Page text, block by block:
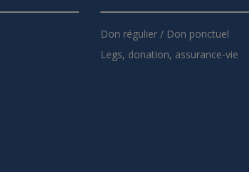
Don régulier / Don ponctuel
Legs, donation, assurance-vie